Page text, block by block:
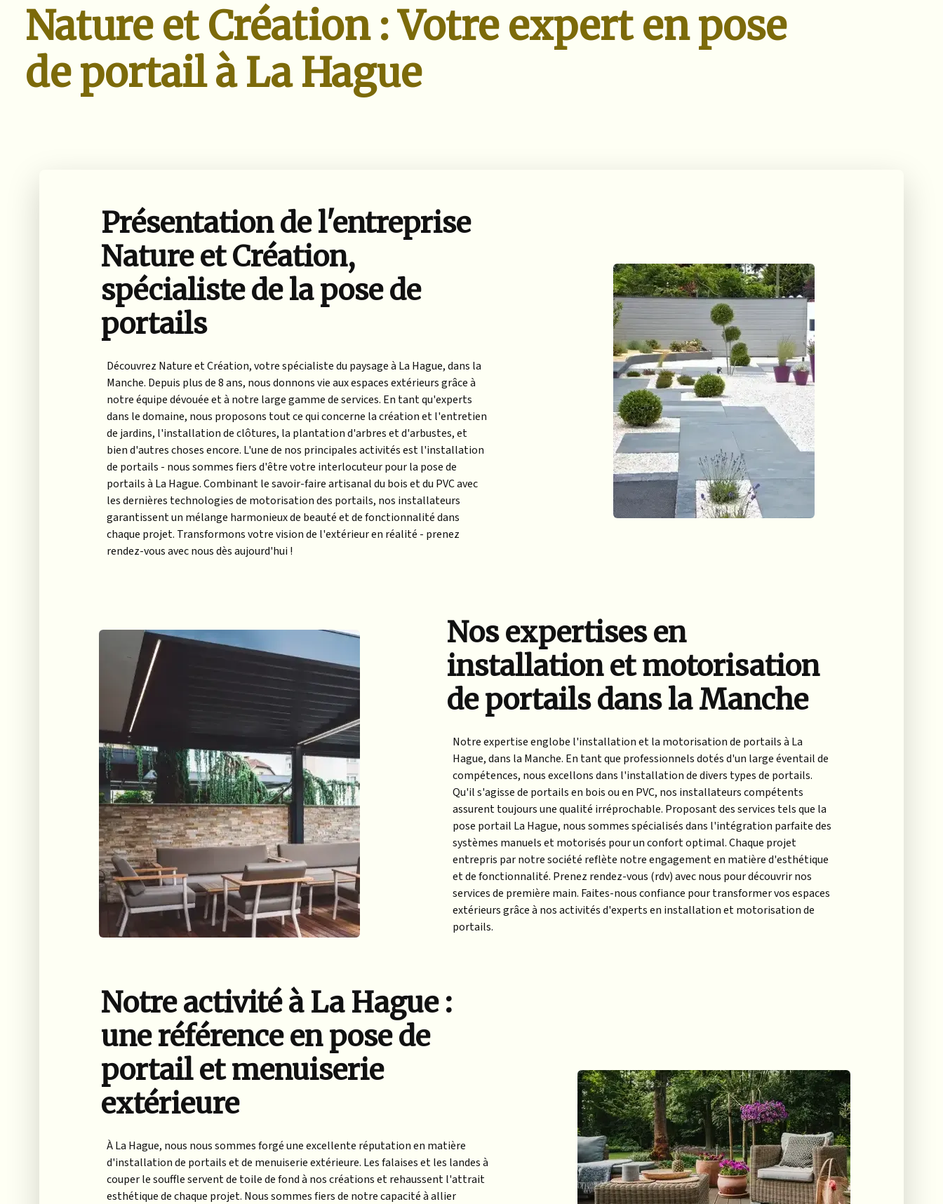
Nature et Création : Votre expert en pose
de portail à La Hague
Présentation de l'entreprise
Nature et Création,
spécialiste de la pose de
portails
Découvrez Nature et Création, votre spécialiste du paysage à La Hague, dans la
Manche. Depuis plus de 8 ans, nous donnons vie aux espaces extérieurs grâce à
notre équipe dévouée et à notre large gamme de services. En tant qu'experts
dans le domaine, nous proposons tout ce qui concerne la création et l'entretien
de jardins, l'installation de clôtures, la plantation d'arbres et d'arbustes, et
bien d'autres choses encore. L'une de nos principales activités est l'installation
de portails - nous sommes fiers d'être votre interlocuteur pour la pose de
portails à La Hague. Combinant le savoir-faire artisanal du bois et du PVC avec
les dernières technologies de motorisation des portails, nos installateurs
garantissent un mélange harmonieux de beauté et de fonctionnalité dans
chaque projet. Transformons votre vision de l'extérieur en réalité - prenez
rendez-vous avec nous dès aujourd'hui !
Nos expertises en
installation et motorisation
de portails dans la Manche
Notre expertise englobe l'installation et la motorisation de portails à La
Hague, dans la Manche. En tant que professionnels dotés d'un large éventail de
compétences, nous excellons dans l'installation de divers types de portails.
Qu'il s'agisse de portails en bois ou en PVC, nos installateurs compétents
assurent toujours une qualité irréprochable. Proposant des services tels que la
pose portail La Hague, nous sommes spécialisés dans l'intégration parfaite des
systèmes manuels et motorisés pour un confort optimal. Chaque projet
entrepris par notre société reflète notre engagement en matière d'esthétique
et de fonctionnalité. Prenez rendez-vous (rdv) avec nous pour découvrir nos
services de première main. Faites-nous confiance pour transformer vos espaces
extérieurs grâce à nos activités d'experts en installation et motorisation de
portails.
Notre activité à La Hague :
une référence en pose de
portail et menuiserie
extérieure
À La Hague, nous nous sommes forgé une excellente réputation en matière
d'installation de portails et de menuiserie extérieure. Les falaises et les landes à
couper le souffle servent de toile de fond à nos créations et rehaussent l'attrait
esthétique de chaque projet. Nous sommes fiers de notre capacité à allier